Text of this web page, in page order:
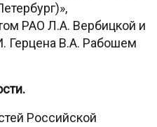
РАО Л.А. Вербицкой и
Герцена В.А. Рабошем
Российской